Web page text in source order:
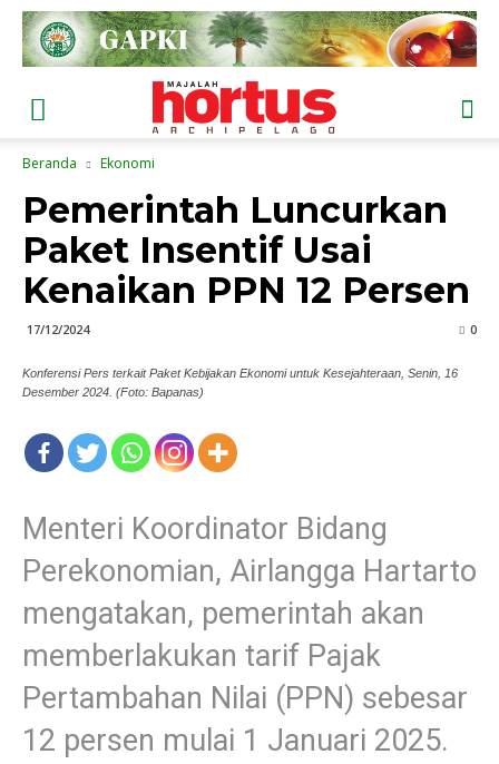
Beranda Ekonomi
Pemerintah Luncurkan
Paket Insentif Usai
Kenaikan PPN 12 Persen
17/12/2024 0
Konferensi Pers terkait Paket Kebijakan Ekonomi untuk Kesejahteraan, Senin, 16
Desember 2024. (Foto: Bapanas)
Menteri Koordinator Bidang
Perekonomian, Airlangga Hartarto
mengatakan, pemerintah akan
memberlakukan tarif Pajak
Pertambahan Nilai (PPN) sebesar
12 persen mulai 1 Januari 2025.